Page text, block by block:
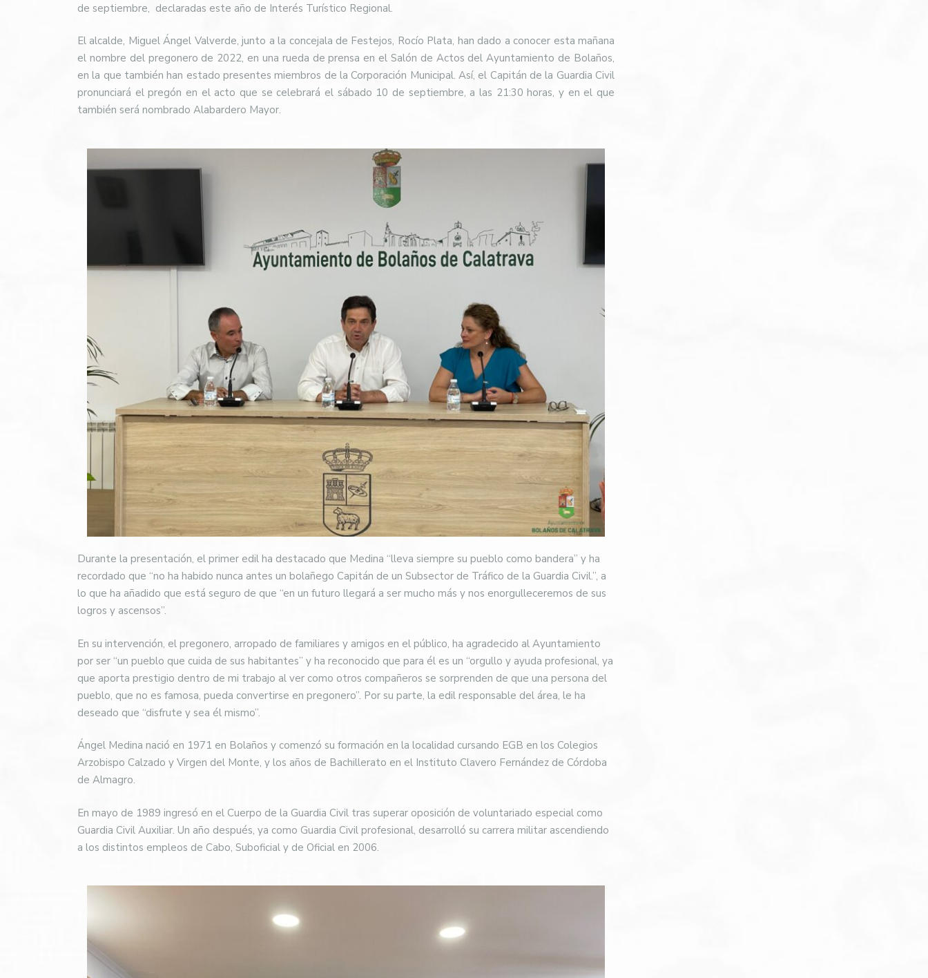
de septiembre, declaradas este año de Interés Turístico Regional.
El alcalde, Miguel Ángel Valverde, junto a la concejala de Festejos, Rocío Plata, han dado a conocer esta mañana
el nombre del pregonero de 2022, en una rueda de prensa en el Salón de Actos del Ayuntamiento de Bolaños,
en la que también han estado presentes miembros de la Corporación Municipal. Así, el Capitán de la Guardia Civil
pronunciará el pregón en el acto que se celebrará el sábado 10 de septiembre, a las 21:30 horas, y en el que
también será nombrado Alabardero Mayor.
Durante la presentación, el primer edil ha destacado que Medina “lleva siempre su pueblo como bandera” y ha
recordado que “no ha habido nunca antes un bolañego Capitán de un Subsector de Tráfico de la Guardia Civil.”, a
lo que ha añadido que está seguro de que “en un futuro llegará a ser mucho más y nos enorgulleceremos de sus
logros y ascensos”.
En su intervención, el pregonero, arropado de familiares y amigos en el público, ha agradecido al Ayuntamiento
por ser “un pueblo que cuida de sus habitantes” y ha reconocido que para él es un “orgullo y ayuda profesional, ya
que aporta prestigio dentro de mi trabajo al ver como otros compañeros se sorprenden de que una persona del
pueblo, que no es famosa, pueda convertirse en pregonero”. Por su parte, la edil responsable del área, le ha
deseado que “disfrute y sea él mismo”.
Ángel Medina nació en 1971 en Bolaños y comenzó su formación en la localidad cursando EGB en los Colegios
Arzobispo Calzado y Virgen del Monte, y los años de Bachillerato en el Instituto Clavero Fernández de Córdoba
de Almagro.
En mayo de 1989 ingresó en el Cuerpo de la Guardia Civil tras superar oposición de voluntariado especial como
Guardia Civil Auxiliar. Un año después, ya como Guardia Civil profesional, desarrolló su carrera militar ascendiendo
a los distintos empleos de Cabo, Suboficial y de Oficial en 2006.